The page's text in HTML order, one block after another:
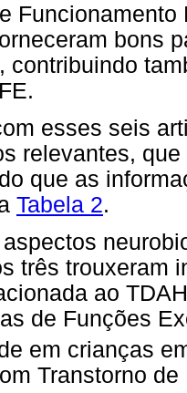
bons
contribuindo
esses seis
relevantes,
que as
Tabela 2.
três trouxeram
ao
de Funções
em crianças
Transtorno